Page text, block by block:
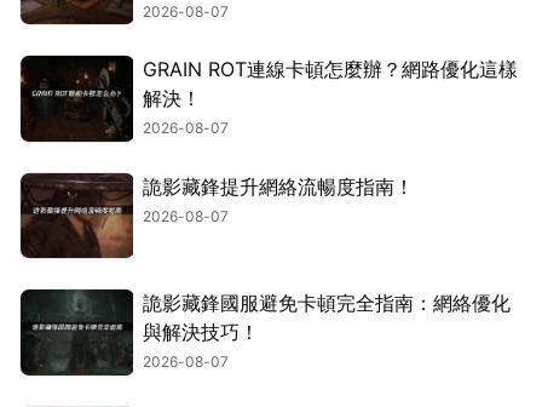
2026-08-07
GRAIN ROT連線卡頓怎麼辦？網路優化這樣
解決！
2026-08-07
詭影藏鋒提升網絡流暢度指南！
2026-08-07
詭影藏鋒國服避免卡頓完全指南：網絡優化
與解決技巧！
2026-08-07